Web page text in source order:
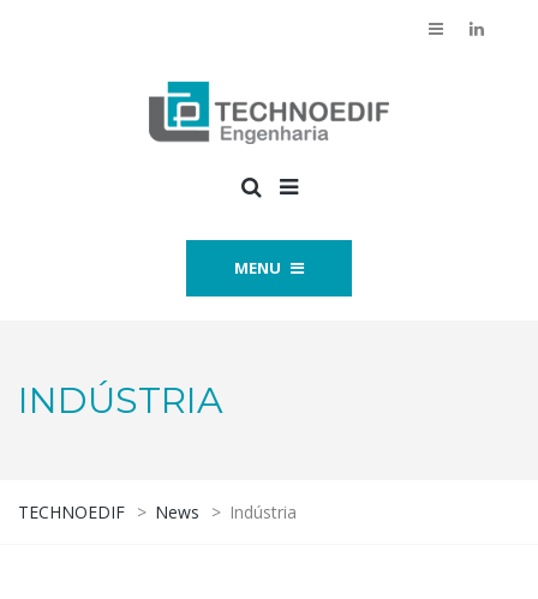
MENU
INDÚSTRIA
TECHNOEDIF > News > Indústria